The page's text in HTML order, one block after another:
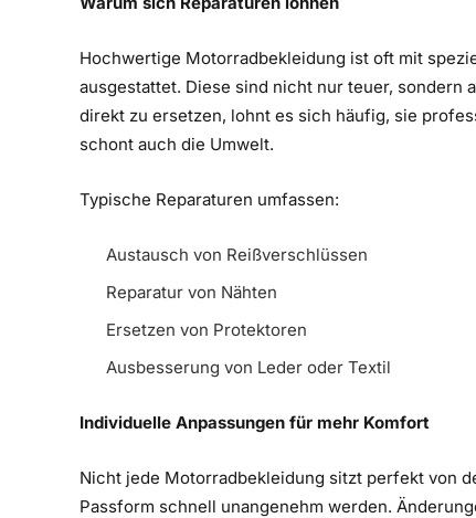
Hochwertige Motorradbekleidung ist oft mit
ausgestattet. Diese sind nicht nur teuer, sondern
direkt zu ersetzen, lohnt es sich häufig, sie
schont auch die Umwelt.
Typische Reparaturen umfassen:
Austausch von Reißverschlüssen
Reparatur von Nähten
Ersetzen von Protektoren
Ausbesserung von Leder oder Textil
Individuelle Anpassungen für mehr Komfort
Nicht jede Motorradbekleidung sitzt perfekt von
Passform schnell unangenehm werden.